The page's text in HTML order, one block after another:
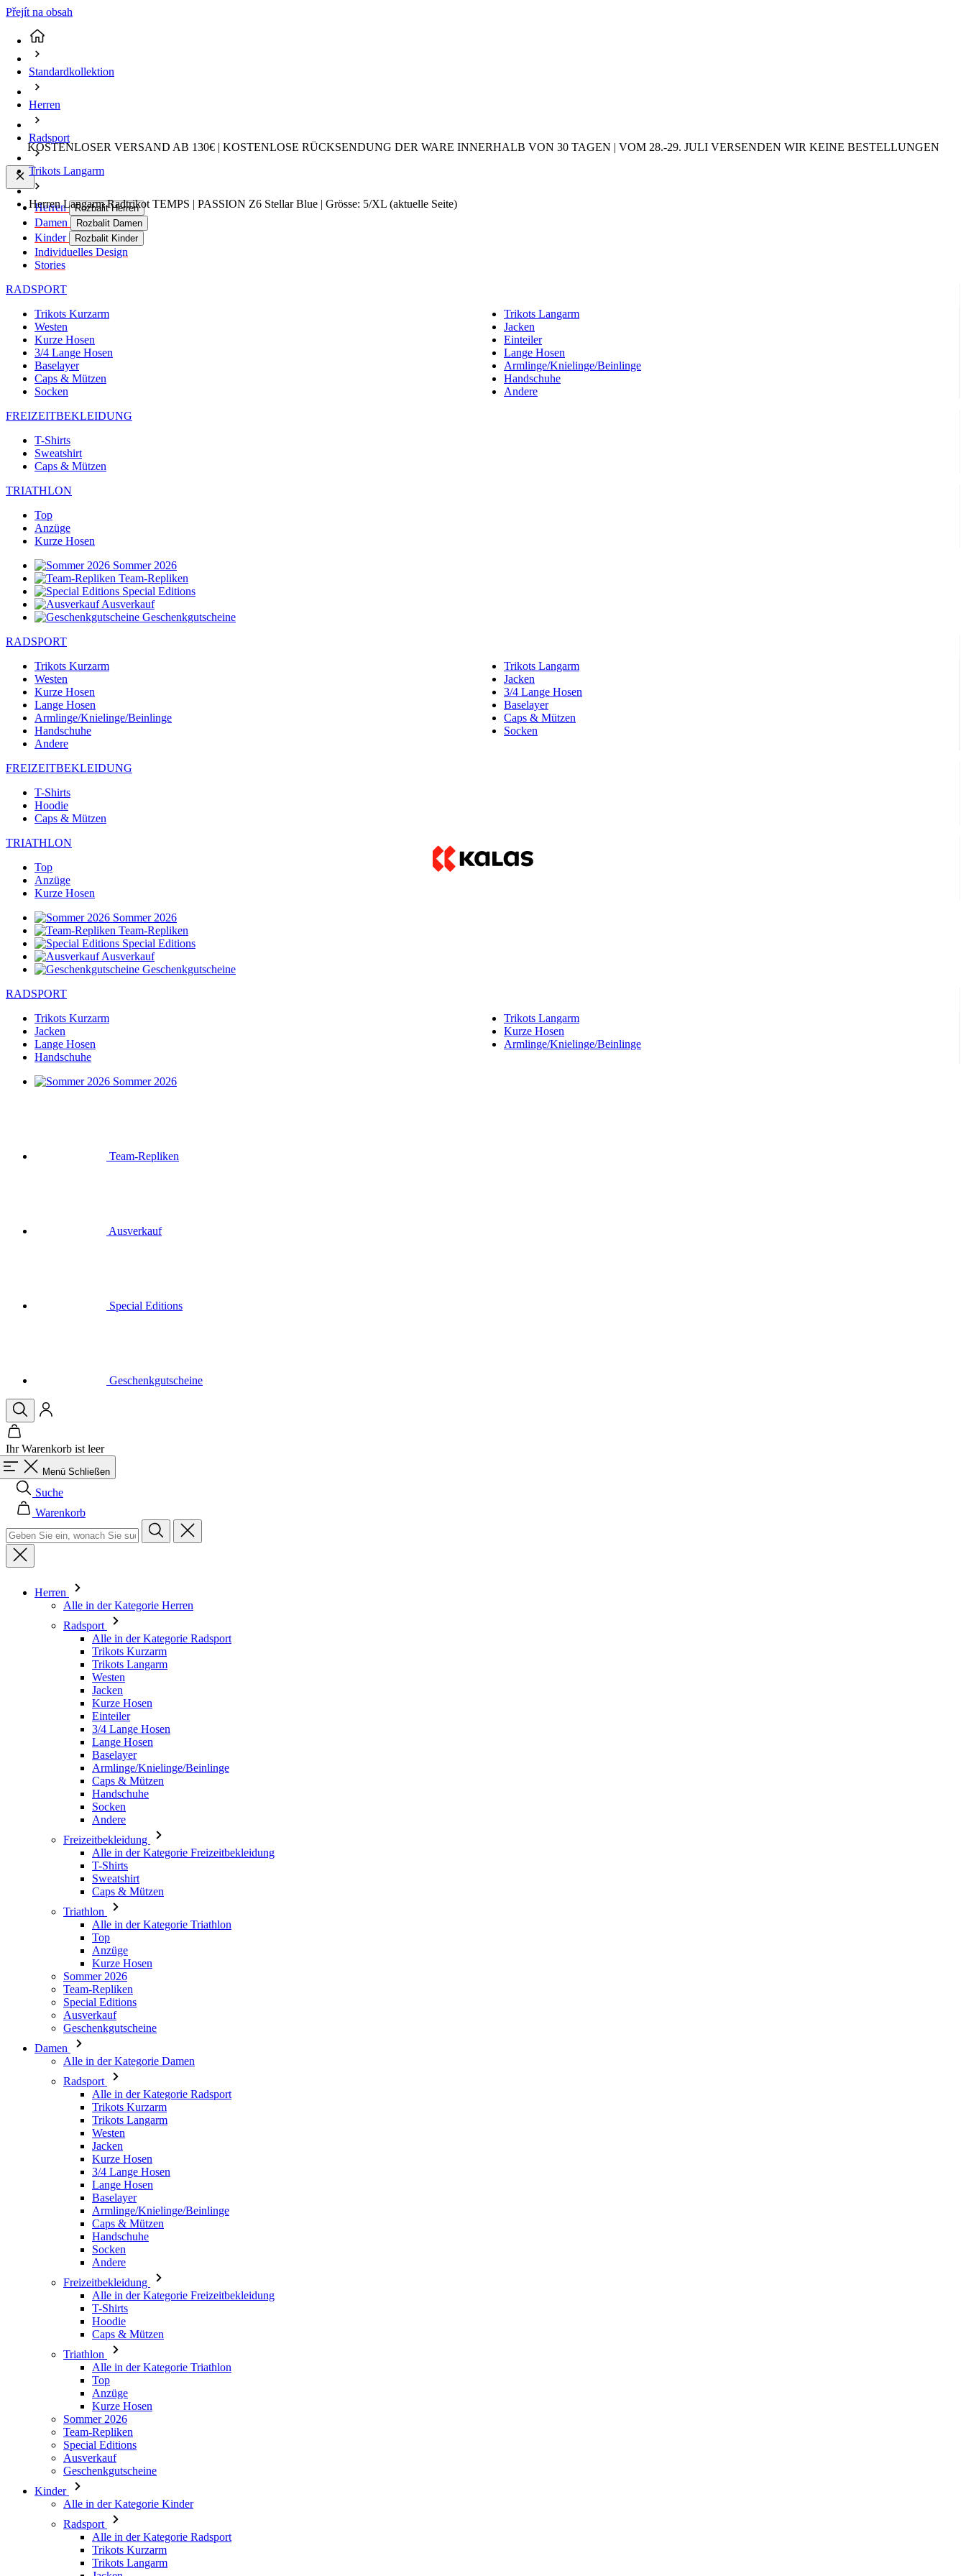
Přejít na obsah
KOSTENLOSER VERSAND AB 130€ | KOSTENLOSE RÜCKSENDUNG DER WARE INNERHALB VON 30 TAGEN | VOM 28.-29. JULI VERSENDEN WIR KEINE BESTELLUNGEN
Herren Rozbalit Herren
Damen Rozbalit Damen
Kinder Rozbalit Kinder
Individuelles Design
Stories
RADSPORT
Trikots Kurzarm
Trikots Langarm
Westen
Jacken
Kurze Hosen
Einteiler
3/4 Lange Hosen
Lange Hosen
Baselayer
Armlinge/Knielinge/Beinlinge
Caps & Mützen
Handschuhe
Socken
Andere
FREIZEITBEKLEIDUNG
T-Shirts
Sweatshirt
Caps & Mützen
TRIATHLON
Top
Anzüge
Kurze Hosen
Sommer 2026
Team-Repliken
Special Editions
Ausverkauf
Geschenkgutscheine
RADSPORT
Trikots Kurzarm
Trikots Langarm
Westen
Jacken
Kurze Hosen
3/4 Lange Hosen
Lange Hosen
Baselayer
Armlinge/Knielinge/Beinlinge
Caps & Mützen
Handschuhe
Socken
Andere
FREIZEITBEKLEIDUNG
T-Shirts
Hoodie
Caps & Mützen
TRIATHLON
Top
Anzüge
Kurze Hosen
Sommer 2026
Team-Repliken
Special Editions
Ausverkauf
Geschenkgutscheine
RADSPORT
Trikots Kurzarm
Trikots Langarm
Jacken
Kurze Hosen
Lange Hosen
Armlinge/Knielinge/Beinlinge
Handschuhe
Sommer 2026
Ihr Warenkorb ist leer
Menü
Warenkorb
Herren
Alle in der Kategorie Herren
Trikots Langarm
Westen
Jacken
Kurze Hosen
Einteiler
3/4 Lange Hosen
Lange Hosen
Baselayer
Armlinge/Knielinge/Beinlinge
Caps & Mützen
Handschuhe
Socken
Andere
Freizeitbekleidung
Alle in der Kategorie Freizeitbekleidung
T-Shirts
Sweatshirt
Caps & Mützen
Triathlon
Alle in der Kategorie Triathlon
Top
Anzüge
Kurze Hosen
Sommer 2026
Team-Repliken
Special Editions
Ausverkauf
Geschenkgutscheine
Damen
Alle in der Kategorie Damen
Radsport
Alle in der Kategorie Radsport
Trikots Langarm
Westen
Jacken
Kurze Hosen
3/4 Lange Hosen
Lange Hosen
Baselayer
Armlinge/Knielinge/Beinlinge
Caps & Mützen
Handschuhe
Socken
Andere
Freizeitbekleidung
Alle in der Kategorie Freizeitbekleidung
T-Shirts
Hoodie
Caps & Mützen
Triathlon
Alle in der Kategorie Triathlon
Top
Anzüge
Kurze Hosen
Sommer 2026
Team-Repliken
Special Editions
Ausverkauf
Geschenkgutscheine
Kinder
Alle in der Kategorie Kinder
Radsport
Alle in der Kategorie Radsport
Trikots Langarm
Jacken
Kurze Hosen
Lange Hosen
Armlinge/Knielinge/Beinlinge
Handschuhe
Standardkollektion
Herren
Radsport
Trikots Langarm
Herren Langarm Radtrikot TEMPS | PASSION Z6 Stellar Blue | Grösse: 5/XL (aktuelle Seite)